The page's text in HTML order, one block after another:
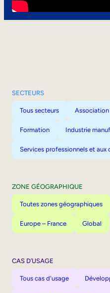
SECTEURS
Tous secteurs Association
Formation Industrie
Services professionnels et aux
ZONE GÉOGRAPHIQUE
Toutes zones géographiques
Europe – France Global
CAS D’USAGE
Tous cas d'usage